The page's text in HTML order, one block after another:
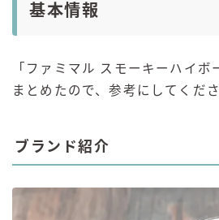
基本情報
「ファミマル スモーキーハイボ
まとめたので、参考にしてくださ
ブランド紹介